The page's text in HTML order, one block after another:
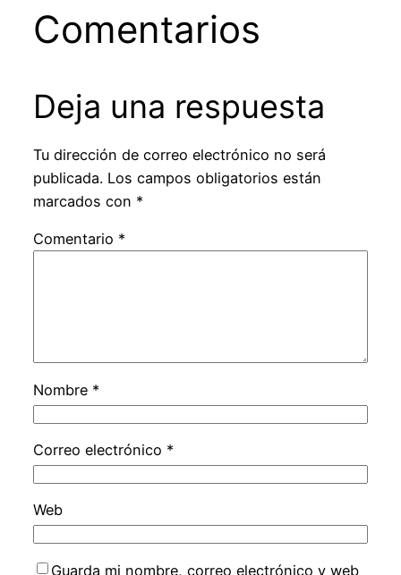
Comentarios
Deja una respuesta
Tu dirección de correo electrónico no será
publicada. Los campos obligatorios están
marcados con *
Comentario *
Nombre *
Correo electrónico *
Web
Guarda mi nombre, correo electrónico y web